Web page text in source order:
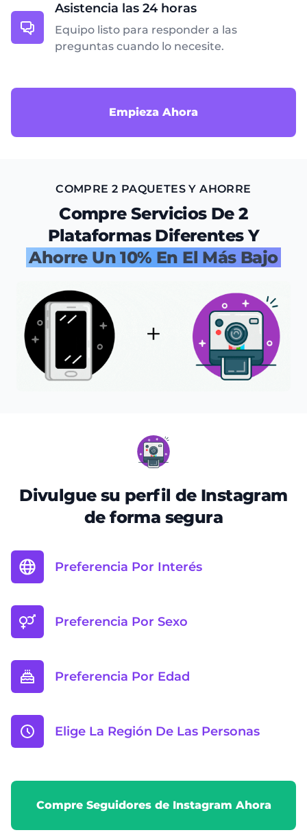
Asistencia las 24 horas
Equipo listo para responder a las
preguntas cuando lo necesite.
Empieza Ahora
COMPRE 2 PAQUETES Y AHORRE
Compre Servicios De 2
Plataformas Diferentes Y
Ahorre Un 10% En El Más Bajo
Divulgue su perfil de Instagram
de forma segura
Preferencia Por Interés
Preferencia Por Sexo
Preferencia Por Edad
Elige La Región De Las Personas
Compre Seguidores de Instagram Ahora